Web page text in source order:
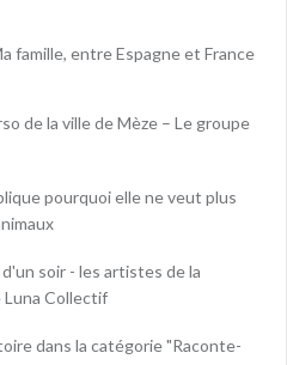
famille, entre Espagne et France
de la ville de Mèze – Le groupe
pourquoi elle ne veut plus
soir - les artistes de la
Luna Collectif
dans la catégorie "Raconte-